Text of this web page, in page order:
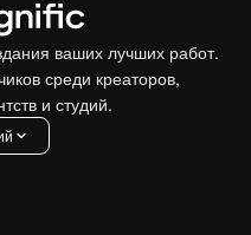
ваших лучших работ.
среди креаторов,
и студий.